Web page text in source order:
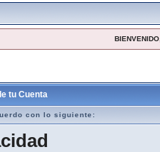
tu Cuenta
con lo siguiente: